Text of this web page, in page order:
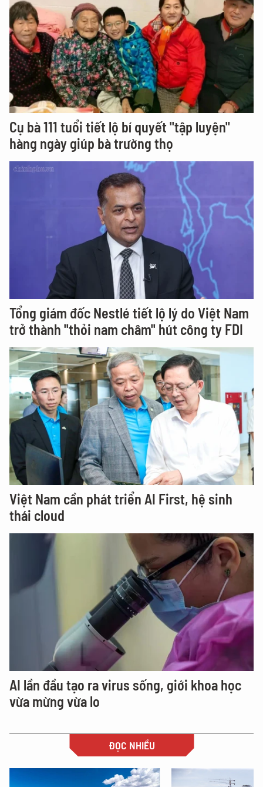
Cụ bà 111 tuổi tiết lộ bí quyết "tập luyện"
hàng ngày giúp bà trường thọ
Tổng giám đốc Nestlé tiết lộ lý do Việt Nam
trở thành "thỏi nam châm" hút công ty FDI
Việt Nam cần phát triển AI First, hệ sinh
thái cloud
AI lần đầu tạo ra virus sống, giới khoa học
vừa mừng vừa lo
ĐỌC NHIỀU